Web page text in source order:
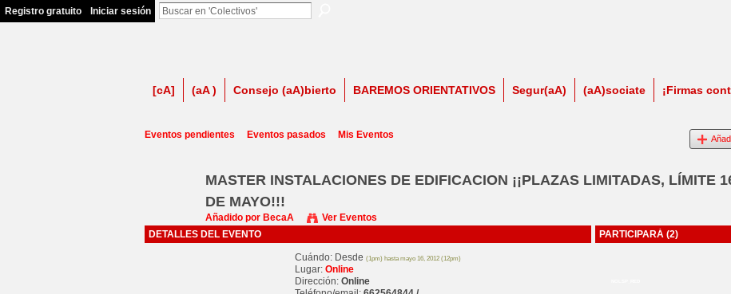
Registro gratuito Iniciar sesión
[cA] (aA ) Consejo (aA)bierto BAREMOS ORIENTATIVOS Segur(aA) (aA)sociate ¡Firmas
Eventos pendientes Eventos pasados Mis Eventos
MASTER INSTALACIONES DE EDIFICACION ¡¡PLAZAS LIMITADAS, LÍMITE
DE MAYO!!!
Añadido por BecaA
Ver Eventos
DETALLES DEL EVENTO
Cuándo: Desde (1pm) hasta mayo 16, 2012 (12pm)
Lugar: Online
Dirección: Online
PARTICIPARÁ (2)